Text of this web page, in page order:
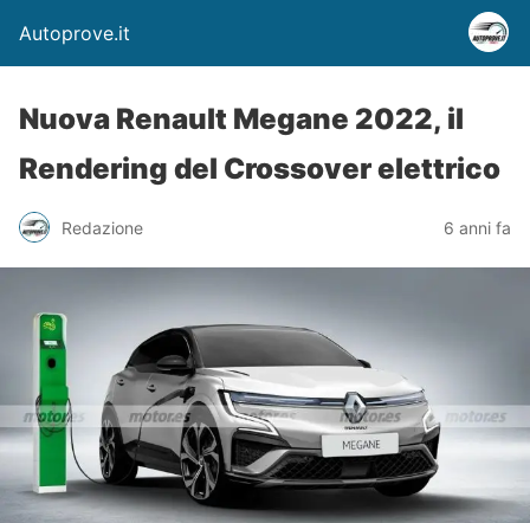
Autoprove.it
Nuova Renault Megane 2022, il
Rendering del Crossover elettrico
Redazione 6 anni fa